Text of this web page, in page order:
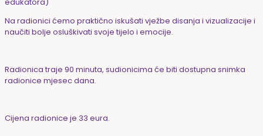
Na radionici ćemo praktično iskušati vježbe disanja i vizualizacije i
naučiti bolje osluškivati svoje tijelo i emocije.
Radionica traje 90 minuta, sudionicima će biti dostupna snimka
radionice mjesec dana.
Cijena radionice je 33 eura.